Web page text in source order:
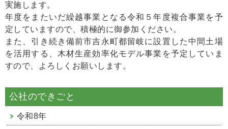
実施します。
年度をまたいだ繰越事業となる令和５年度複合事業を予
定していますので、積極的に御参加ください。
また、引き続き備前市吉永町都留岐に設置した中間土場
を活用する、木材生産効率化モデル事業を予定していま
すので、よろしくお願いします。
公社のできごと
令和8年